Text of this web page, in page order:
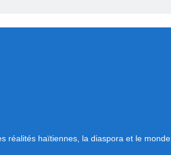
réalités haïtiennes, la diaspora et le monde.